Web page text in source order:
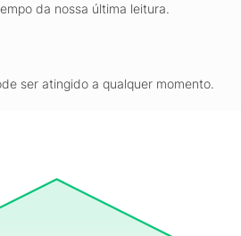
da nossa última leitura.
ser atingido a qualquer momento.